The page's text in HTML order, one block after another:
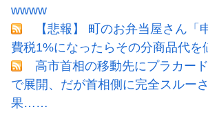
wwww
【悲報】 町のお弁当屋さん「
費税1%になったらその分商品代を
高市首相の移動先にプラカー
で展開、だが首相側に完全スルー
果……